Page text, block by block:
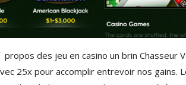
des jeu en casino un brin Chasseur
25x pour accomplir entrevoir nos gains.